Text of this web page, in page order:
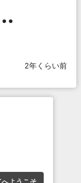
2年くらい前